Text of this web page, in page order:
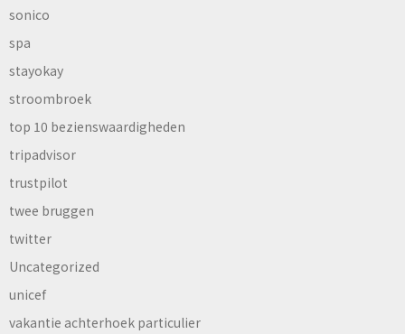
sonico
spa
stayokay
stroombroek
top 10 bezienswaardigheden
tripadvisor
trustpilot
twee bruggen
twitter
Uncategorized
unicef
vakantie achterhoek particulier